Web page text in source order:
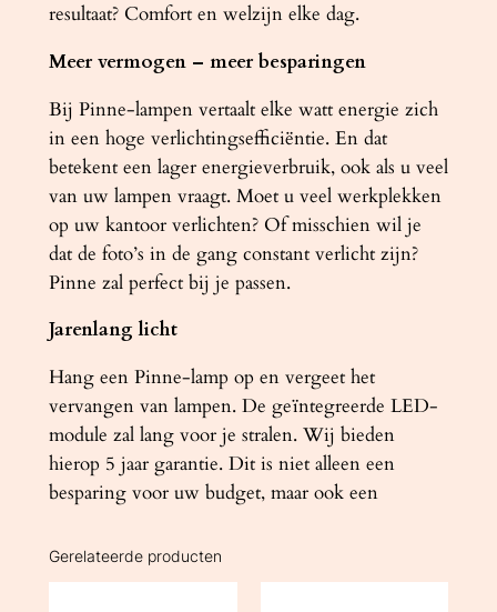
resultaat? Comfort en welzijn elke dag.
Meer vermogen – meer besparingen
Bij Pinne-lampen vertaalt elke watt energie zich
in een hoge verlichtingsefficiëntie. En dat
betekent een lager energieverbruik, ook als u veel
van uw lampen vraagt. Moet u veel werkplekken
op uw kantoor verlichten? Of misschien wil je
dat de foto’s in de gang constant verlicht zijn?
Pinne zal perfect bij je passen.
Jarenlang licht
Hang een Pinne-lamp op en vergeet het
vervangen van lampen. De geïntegreerde LED-
module zal lang voor je stralen. Wij bieden
hierop 5 jaar garantie. Dit is niet alleen een
besparing voor uw budget, maar ook een
Gerelateerde producten